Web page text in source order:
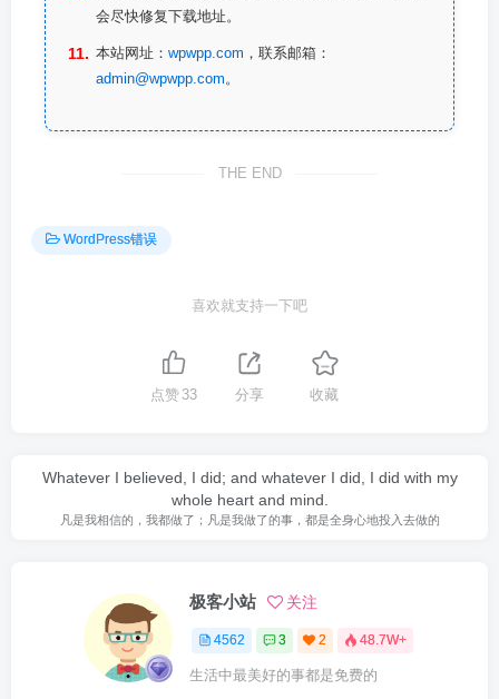
会尽快修复下载地址。
本站网址： wpwpp.com ，联系邮箱：
admin@wpwpp.com 。
THE END
WordPress错误
喜欢就支持一下吧
点赞 33 分享 收藏
Whatever I believed, I did; and whatever I did, I did with my
whole heart and mind.
凡是我相信的，我都做了；凡是我做了的事，都是全身心地投入去做的
极客小站 关注
4562 3 2 48.7W+
生活中最美好的事都是免费的